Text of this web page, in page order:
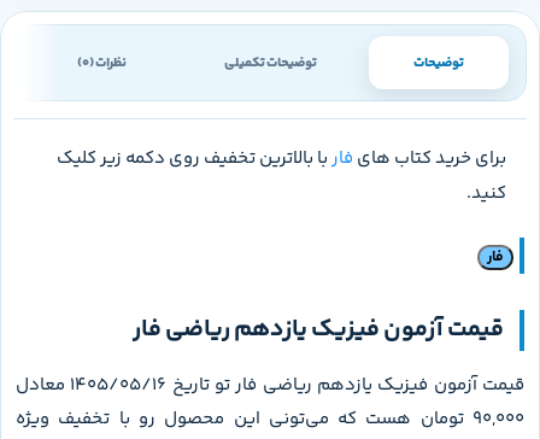
توضیحات توضیحات تکمیلی نظرات (0)
برای خرید کتاب های فاربا بالاترین تخفیف روی دکمه زیر کلیک
کنید.
فار
قیمت آزمون فیزیک یازدهم ریاضی فار
قیمت آزمون فیزیک یازدهم ریاضی فار تو تاریخ 1405/05/16 معادل
90,000 تومان هست که می‌تونی این محصول رو با تخفیف ویژه